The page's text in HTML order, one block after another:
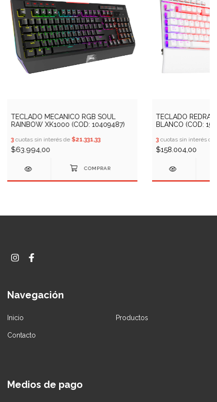
TECLADO MECANICO RGB SOUL
RAINBOW XK1000 (COD: 10409487)
3cuotas sin interés de $21.331,33
$63.994,00
TECLADO
BLANCO (COD:
3cuotas sin interés de
$158.004,00
Navegación
Inicio Productos
Contacto
Medios de pago